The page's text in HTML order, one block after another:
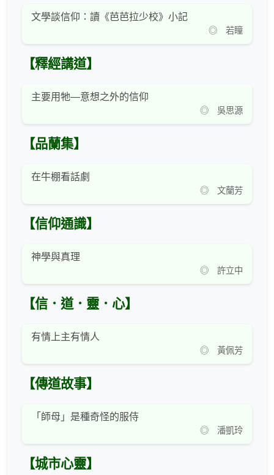
文學談信仰：讀《芭芭拉少校》小記
◎ 若瞳
【釋經講道】
主要用牠—意想之外的信仰
◎ 吳思源
【品蘭集】
在牛棚看話劇
◎ 文蘭芳
【信仰通識】
神學與真理
◎ 許立中
【信．道．靈．心】
有情上主有情人
◎ 黃佩芳
【傳道故事】
「師母」是種奇怪的服侍
◎ 潘凱玲
【城市心靈】